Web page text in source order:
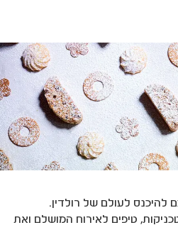
להיכנס לעולם של רולדין.
טיפים לאירוח המושלם ואת